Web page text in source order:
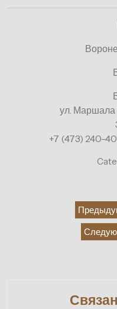
ул. Маршала
+7 (473) 240-
Навигация